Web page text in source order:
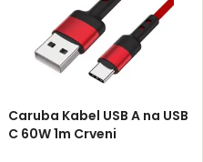
Caruba Kabel USB A na USB
C 60W 1m Crveni